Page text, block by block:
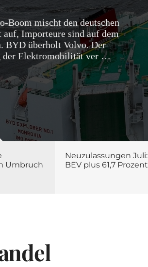
Boom mischt den deutschen
auf, Importeure sind auf dem
BYD überholt Volvo. Der
der Elektromobilität ver …
Umbruch
Neuzulassungen Juli:
BEV plus 61,7 Prozent